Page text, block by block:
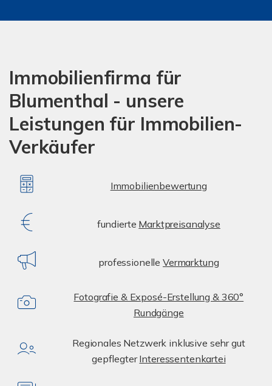
Immobilienfirma für
Blumenthal - unsere
Leistungen für Immobilien-
Verkäufer
Immobilienbewertung
fundierte Marktpreisanalyse
professionelleVermarktung
Fotografie & Exposé-Erstellung & 360°
Rundgänge
Regionales Netzwerk inklusive sehr gut
gepflegterInteressentenkartei